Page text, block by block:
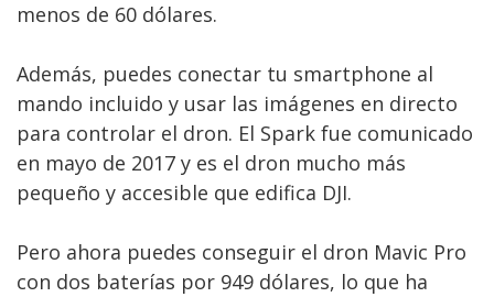
menos de 60 dólares.
Además, puedes conectar tu smartphone al
mando incluido y usar las imágenes en directo
para controlar el dron. El Spark fue comunicado
en mayo de 2017 y es el dron mucho más
pequeño y accesible que edifica DJI.
Pero ahora puedes conseguir el dron Mavic Pro
con dos baterías por 949 dólares, lo que ha